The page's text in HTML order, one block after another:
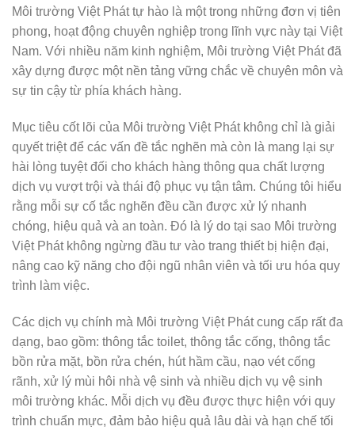
Môi trường Việt Phát tự hào là một trong những đơn vị tiên
phong, hoạt động chuyên nghiệp trong lĩnh vực này tại Việt
Nam. Với nhiều năm kinh nghiệm, Môi trường Việt Phát đã
xây dựng được một nền tảng vững chắc về chuyên môn và
sự tin cậy từ phía khách hàng.
Mục tiêu cốt lõi của Môi trường Việt Phát không chỉ là giải
quyết triệt để các vấn đề tắc nghẽn mà còn là mang lại sự
hài lòng tuyệt đối cho khách hàng thông qua chất lượng
dịch vụ vượt trội và thái độ phục vụ tận tâm. Chúng tôi hiểu
rằng mỗi sự cố tắc nghẽn đều cần được xử lý nhanh
chóng, hiệu quả và an toàn. Đó là lý do tại sao Môi trường
Việt Phát không ngừng đầu tư vào trang thiết bị hiện đại,
nâng cao kỹ năng cho đội ngũ nhân viên và tối ưu hóa quy
trình làm việc.
Các dịch vụ chính mà Môi trường Việt Phát cung cấp rất đa
dạng, bao gồm: thông tắc toilet, thông tắc cống, thông tắc
bồn rửa mặt, bồn rửa chén, hút hầm cầu, nạo vét cống
rãnh, xử lý mùi hôi nhà vệ sinh và nhiều dịch vụ vệ sinh
môi trường khác. Mỗi dịch vụ đều được thực hiện với quy
trình chuẩn mực, đảm bảo hiệu quả lâu dài và hạn chế tối